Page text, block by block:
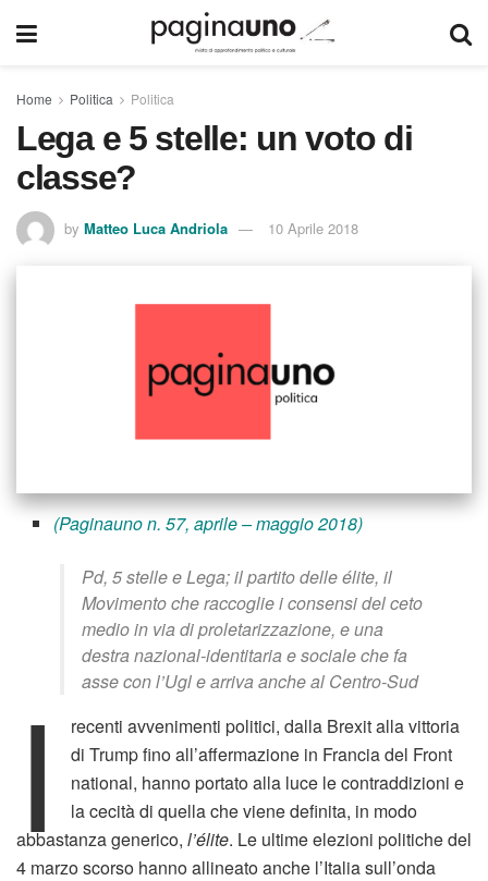
Home Politica Politica
Lega e 5 stelle: un voto di
classe?
by Matteo Luca Andriola 10 Aprile 2018
(Paginauno n. 57, aprile – maggio 2018)
Pd, 5 stelle e Lega; il partito delle élite, il
Movimento che raccoglie i consensi del ceto
medio in via di proletarizzazione, e una
destra nazional-identitaria e sociale che fa
asse con l’Ugl e arriva anche al Centro-Sud
I
recenti avvenimenti politici, dalla Brexit alla vittoria
di Trump fino all’affermazione in Francia del Front
national, hanno portato alla luce le contraddizioni e
la cecità di quella che viene definita, in modo
abbastanza generico, l’élite. Le ultime elezioni politiche del
4 marzo scorso hanno allineato anche l’Italia sull’onda